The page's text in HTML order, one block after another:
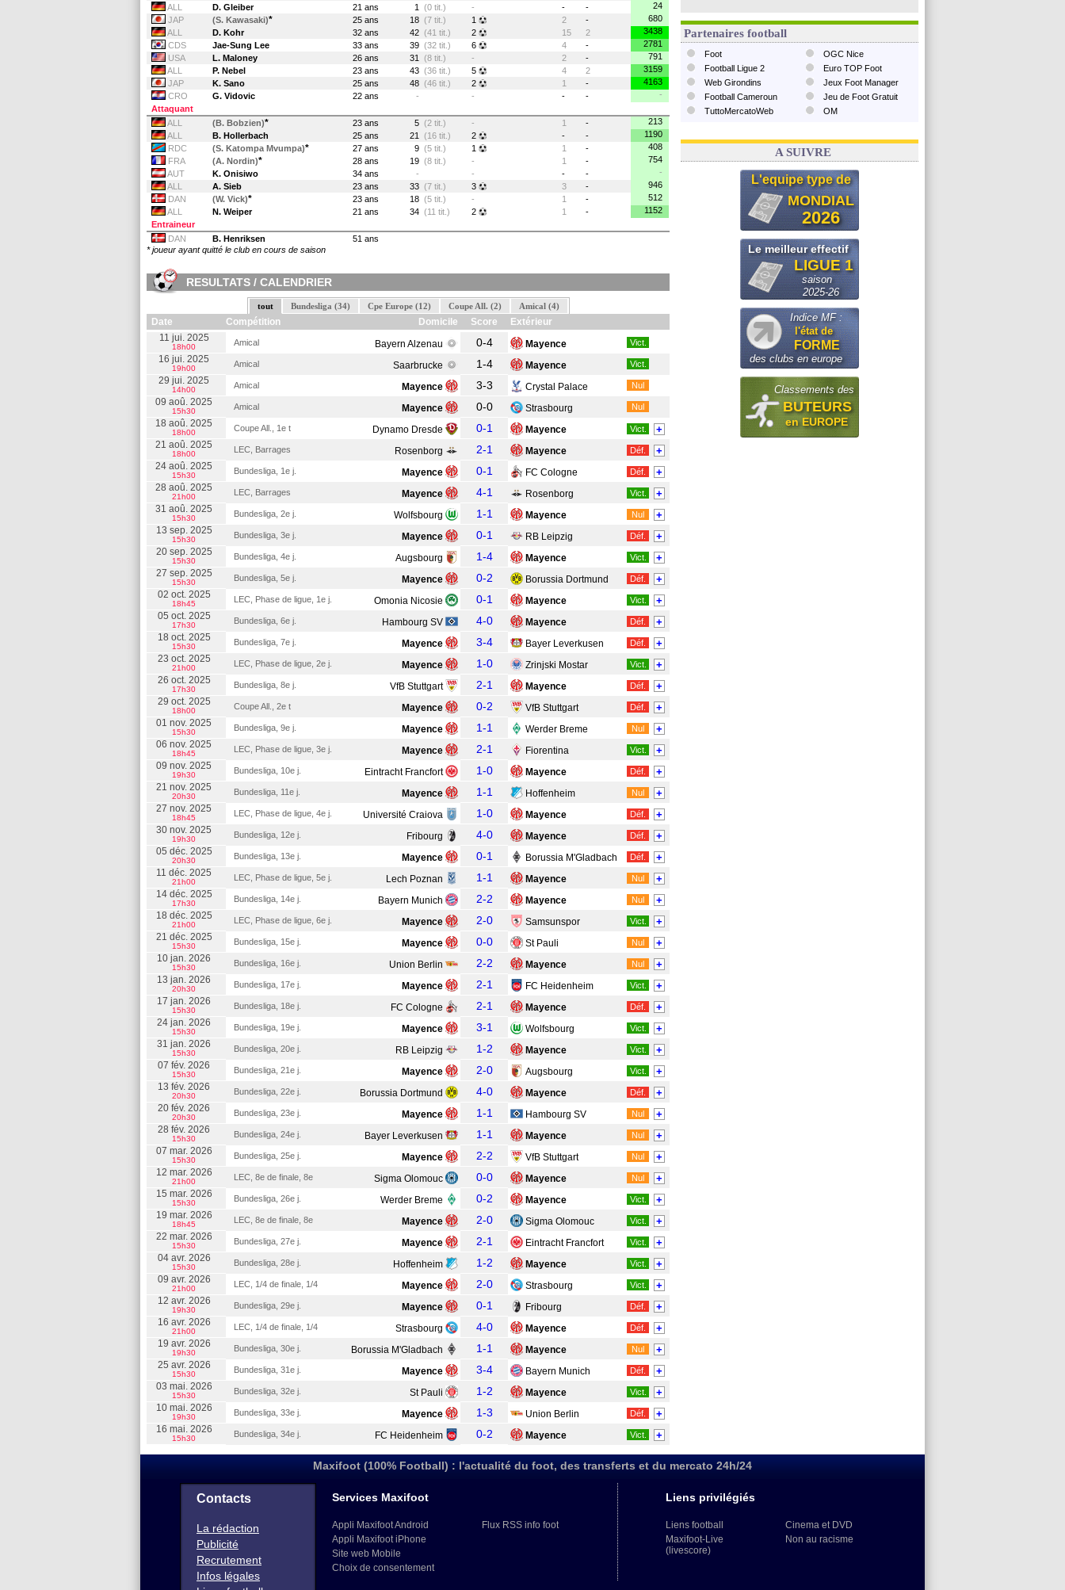
ALL
D. Gleiber 21 ans 1 (0 tit.) - - -
24
JAP
(S. Kawasaki)* 25 ans 18 (7 tit.) 1 2 -
680
ALL
D. Kohr 32 ans 42 (41 tit.) 2 15 2
3438
CDS
Jae-Sung Lee 33 ans 39 (32 tit.) 6 4 -
2781
USA
L. Maloney 26 ans 31 (8 tit.) - 2 -
791
ALL
P. Nebel 23 ans 43 (36 tit.) 5 4 2
3159
JAP
K. Sano 25 ans 48 (46 tit.) 2 1 -
4163
CRO
G. Vidovic 22 ans - - - -
-
Attaquant
ALL
(B. Bobzien)* 23 ans 5 (2 tit.) - 1 -
213
ALL
B. Hollerbach 25 ans 21 (16 tit.) 2 - -
1190
RDC
(S. Katompa Mvumpa)* 27 ans 9 (5 tit.) 1 1 -
408
FRA
(A. Nordin)* 28 ans 19 (8 tit.) - 1 -
754
AUT
K. Onisiwo 34 ans - - - -
-
ALL
A. Sieb 23 ans 33 (7 tit.) 3 3 -
946
DAN
(W. Vick)* 23 ans 18 (5 tit.) - 1 -
512
ALL
N. Weiper 21 ans 34 (11 tit.) 2 1 -
1152
Entraineur
DAN
B. Henriksen
51 ans
* joueur ayant quitté le club en cours de saison
RESULTATS / CALENDRIER
tout Bundesliga (34) Cpe Europe (12) Coupe All. (2) Amical (4)
Date Compétition Domicile Score
Extérieur
11 jui. 2025
18h00 Amical Bayern Alzenau 0-4 Mayence Vict.
16 jui. 2025
19h00 Amical Saarbrucke 1-4 Mayence Vict.
29 jui. 2025
14h00 Amical Mayence 3-3 Crystal Palace Nul
09 aoû. 2025
15h30 Amical Mayence 0-0 Strasbourg Nul
18 aoû. 2025
18h00 Coupe All., 1e t Dynamo Dresde 0-1 Mayence Vict. +
21 aoû. 2025
18h00 LEC, Barrages Rosenborg 2-1 Mayence Déf. +
24 aoû. 2025
15h30 Bundesliga, 1e j. Mayence 0-1 FC Cologne Déf. +
28 aoû. 2025
21h00 LEC, Barrages Mayence 4-1 Rosenborg Vict. +
31 aoû. 2025
15h30 Bundesliga, 2e j. Wolfsbourg 1-1 Mayence Nul +
13 sep. 2025
15h30 Bundesliga, 3e j. Mayence 0-1 RB Leipzig Déf. +
20 sep. 2025
15h30 Bundesliga, 4e j. Augsbourg 1-4 Mayence Vict. +
27 sep. 2025
15h30 Bundesliga, 5e j. Mayence 0-2 Borussia Dortmund Déf. +
02 oct. 2025
18h45 LEC, Phase de ligue, 1e j. Omonia Nicosie 0-1 Mayence Vict. +
05 oct. 2025
17h30 Bundesliga, 6e j. Hambourg SV 4-0 Mayence Déf. +
18 oct. 2025
15h30 Bundesliga, 7e j. Mayence 3-4 Bayer Leverkusen Déf. +
23 oct. 2025
21h00 LEC, Phase de ligue, 2e j. Mayence 1-0 Zrinjski Mostar Vict. +
26 oct. 2025
17h30 Bundesliga, 8e j. VfB Stuttgart 2-1 Mayence Déf. +
29 oct. 2025
18h00 Coupe All., 2e t Mayence 0-2 VfB Stuttgart Déf. +
01 nov. 2025
15h30 Bundesliga, 9e j. Mayence 1-1 Werder Breme Nul +
06 nov. 2025
18h45 LEC, Phase de ligue, 3e j. Mayence 2-1 Fiorentina Vict. +
09 nov. 2025
19h30 Bundesliga, 10e j. Eintracht Francfort 1-0 Mayence Déf. +
21 nov. 2025
20h30 Bundesliga, 11e j. Mayence 1-1 Hoffenheim Nul +
27 nov. 2025
18h45 LEC, Phase de ligue, 4e j. Université Craiova 1-0 Mayence Déf. +
30 nov. 2025
19h30 Bundesliga, 12e j. Fribourg 4-0 Mayence Déf. +
05 déc. 2025
20h30 Bundesliga, 13e j. Mayence 0-1 Borussia M'Gladbach Déf. +
11 déc. 2025
21h00 LEC, Phase de ligue, 5e j. Lech Poznan 1-1 Mayence Nul +
14 déc. 2025
17h30 Bundesliga, 14e j. Bayern Munich 2-2 Mayence Nul +
18 déc. 2025
21h00 LEC, Phase de ligue, 6e j. Mayence 2-0 Samsunspor Vict. +
21 déc. 2025
15h30 Bundesliga, 15e j. Mayence 0-0 St Pauli Nul +
10 jan. 2026
15h30 Bundesliga, 16e j. Union Berlin 2-2 Mayence Nul +
13 jan. 2026
20h30 Bundesliga, 17e j. Mayence 2-1 FC Heidenheim Vict. +
17 jan. 2026
15h30 Bundesliga, 18e j. FC Cologne 2-1 Mayence Déf. +
24 jan. 2026
15h30 Bundesliga, 19e j. Mayence 3-1 Wolfsbourg Vict. +
31 jan. 2026
15h30 Bundesliga, 20e j. RB Leipzig 1-2 Mayence Vict. +
07 fév. 2026
15h30 Bundesliga, 21e j. Mayence 2-0 Augsbourg Vict. +
13 fév. 2026
20h30 Bundesliga, 22e j. Borussia Dortmund 4-0 Mayence Déf. +
20 fév. 2026
20h30 Bundesliga, 23e j. Mayence 1-1 Hambourg SV Nul +
28 fév. 2026
15h30 Bundesliga, 24e j. Bayer Leverkusen 1-1 Mayence Nul +
07 mar. 2026
15h30 Bundesliga, 25e j. Mayence 2-2 VfB Stuttgart Nul +
12 mar. 2026
21h00 LEC, 8e de finale, 8e Sigma Olomouc 0-0 Mayence Nul +
15 mar. 2026
15h30 Bundesliga, 26e j. Werder Breme 0-2 Mayence Vict. +
19 mar. 2026
18h45 LEC, 8e de finale, 8e Mayence 2-0 Sigma Olomouc Vict. +
22 mar. 2026
15h30 Bundesliga, 27e j. Mayence 2-1 Eintracht Francfort Vict. +
04 avr. 2026
15h30 Bundesliga, 28e j. Hoffenheim 1-2 Mayence Vict. +
09 avr. 2026
21h00 LEC, 1/4 de finale, 1/4 Mayence 2-0 Strasbourg Vict. +
12 avr. 2026
19h30 Bundesliga, 29e j. Mayence 0-1 Fribourg Déf. +
16 avr. 2026
21h00 LEC, 1/4 de finale, 1/4 Strasbourg 4-0 Mayence Déf. +
19 avr. 2026
19h30 Bundesliga, 30e j. Borussia M'Gladbach 1-1 Mayence Nul +
25 avr. 2026
15h30 Bundesliga, 31e j. Mayence 3-4 Bayern Munich Déf. +
03 mai. 2026
15h30 Bundesliga, 32e j. St Pauli 1-2 Mayence Vict. +
10 mai. 2026
19h30 Bundesliga, 33e j. Mayence 1-3 Union Berlin Déf. +
16 mai. 2026
15h30 Bundesliga, 34e j. FC Heidenheim 0-2 Mayence Vict. +
Partenaires football
Foot
Football Ligue 2
Web Girondins
Football Cameroun
TuttoMercatoWeb
OGC Nice
Euro TOP Foot
Jeux Foot Manager
Jeu de Foot Gratuit
OM
A SUIVRE
L'equipe type de
MONDIAL
2026
Le meilleur effectif
LIGUE 1
saison
2025-26
Indice MF :
l'état de
FORME
des clubs en europe
Classements des
BUTEURS
en EUROPE
Maxifoot (100% Football) : l'actualité du foot, des transferts et du mercato 24h/24
Contacts
La rédaction
Publicité
Recrutement
Infos légales
Services Maxifoot
Appli Maxifoot Android
Appli Maxifoot iPhone
Site web Mobile
Choix de consentement
Flux RSS info foot
Liens privilégiés
Liens football
Maxifoot-Live
(livescore)
Cinema et DVD
Non au racisme